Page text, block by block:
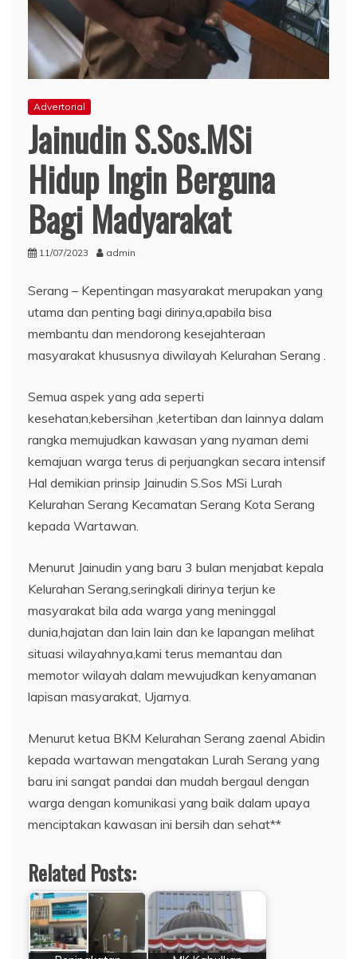
Advertorial
Jainudin S.Sos.MSi
Hidup Ingin Berguna
Bagi Madyarakat
11/07/2023 admin
Serang – Kepentingan masyarakat merupakan yang
utama dan penting bagi dirinya,apabila bisa
membantu dan mendorong kesejahteraan
masyarakat khususnya diwilayah Kelurahan Serang .
Semua aspek yang ada seperti
kesehatan,kebersihan ,ketertiban dan lainnya dalam
rangka memujudkan kawasan yang nyaman demi
kemajuan warga terus di perjuangkan secara intensif
Hal demikian prinsip Jainudin S.Sos MSi Lurah
Kelurahan Serang Kecamatan Serang Kota Serang
kepada Wartawan.
Menurut Jainudin yang baru 3 bulan menjabat kepala
Kelurahan Serang,seringkali dirinya terjun ke
masyarakat bila ada warga yang meninggal
dunia,hajatan dan lain lain dan ke lapangan melihat
situasi wilayahnya,kami terus memantau dan
memotor wilayah dalam mewujudkan kenyamanan
lapisan masyarakat, Ujarnya.
Menurut ketua BKM Kelurahan Serang zaenal Abidin
kepada wartawan mengatakan Lurah Serang yang
baru ini sangat pandai dan mudah bergaul dengan
warga dengan komunikasi yang baik dalam upaya
menciptakan kawasan ini bersih dan sehat**
Related Posts: